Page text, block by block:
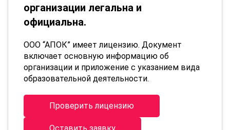
организации легальна и
официальна.
ООО “АПОК” имеет лицензию. Документ
включает основную информацию об
организации и приложение с указанием вида
образовательной деятельности.
Проверить лицензию